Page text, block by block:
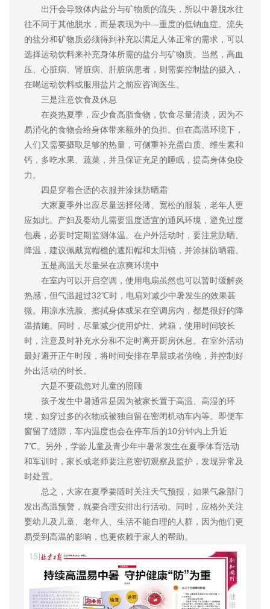
出汗会导致体内盐分与矿物质的流失，所以中暑脱水往
往不同于其他脱水，而是表现为中—重度的低钠血症。流失
的盐分和矿物质必须得到补充以满足人体正常的需求，可以
选择运动饮料来补充身体所需的盐分与矿物质。当然，高血
压、心脏病、肾脏病、肝脏病患者，则需要控制盐的摄入，
在喝运动饮料或服用盐片之前应咨询医生。
三是注意饮食及休息
在炎热夏季，应少食高脂食物，饮食尽量清淡，因为不
易消化的食物会给身体带来额外的负担。但在高温环境下，
人们又需要摄取足够的热量，可侧重补充蛋白质、维生素和
钙，多吃水果、蔬菜，并且保证充足的睡眠，提高身体免疫
力。
四是穿着合适的衣服并涂抹防晒霜
大家夏季外出应尽量选择轻薄、宽松的服装，老年人更
应如此。产妇及婴幼儿需要温度适宜的通风环境，避免过度
包裹，必要时定期监测体温。在户外活动时，要注意防晒、
降温，建议佩戴宽帽檐的遮阳帽和太阳镜，并涂抹防晒霜。
五是高温天尽量呆在凉爽环境中
在室内可以开启空调，使用电扇虽然也可以暂时缓解炎
热感，但气温超过32℃时，电扇对减少中暑发生的效果甚
微。用凉水洗脸、擦拭身体或呆在空调房内，都是很好的降
温措施。同时，尽量减少使用炉灶、烤箱，使用时间较长
时，注意及时补充水分和不定时离开厨房休息。在室外活动
最好避开正午时段，将时间安排在早晨或者傍晚，并控制好
外出活动的时长。
六是不要疏忽对儿童的照顾
孩子发生中暑通常是因为被家长置于高温、高湿的环
境，如穿过多的衣物或被独自留在密闭机动车内等。即便车
窗留了缝隙，车内温度也会在停车后的10分钟内上升近
7℃。另外，学龄儿童及青少年中暑常发生在夏季体育活动
和军训时，家长或老师要注意密切观察及监护，发现异常及
时处置。
总之，大家在夏季要随时关注天气预报，如果气象部门
发出高温预警，就要合理安排出行活动。同时，应格外关注
婴幼儿及儿童、老年人、生活不能自理的人群，因为他们更
易受到高温的影响，也更依赖于家人的帮助。